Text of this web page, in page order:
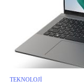
TEKNOLOJI